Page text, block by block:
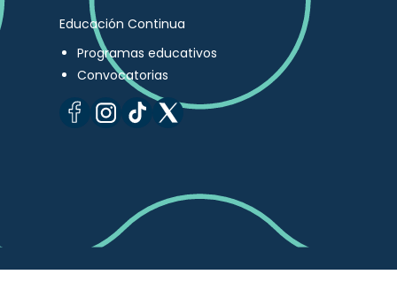
Educación Continua
Programas educativos
Convocatorias